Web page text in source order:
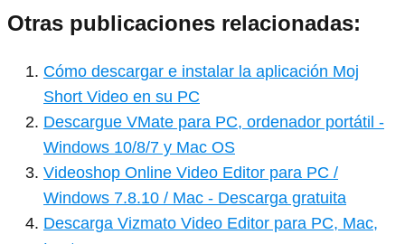
Otras publicaciones relacionadas:
Cómo descargar e instalar la aplicación Moj
Short Video en su PC
Descargue VMate para PC, ordenador portátil -
Windows 10/8/7 y Mac OS
Videoshop Online Video Editor para PC /
Windows 7.8.10 / Mac - Descarga gratuita
Descarga Vizmato Video Editor para PC, Mac,